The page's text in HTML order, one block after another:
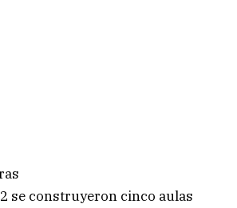
se construyeron cinco aulas